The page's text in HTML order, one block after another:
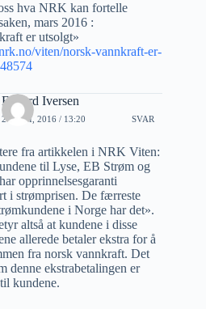
hva NRK kan fortelle
mars 2016 :
er utsolgt»
viten/norsk-vannkraft-er-
Edvard Iversen
21 JULI, 2016 / 13:20 SVAR
fra artikkelen i NRK Viten:
til Lyse, EB Strøm og
opprinnelsesgaranti
i strømprisen. De færreste
i Norge har det».
altså at kundene i disse
allerede betaler ekstra for å
fra norsk vannkraft. Det
denne ekstrabetalingen er
kundene.